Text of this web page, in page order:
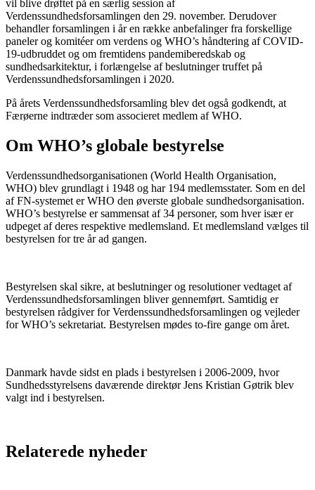
vil blive drøftet på en særlig session af
Verdenssundhedsforsamlingen den 29. november. Derudover
behandler forsamlingen i år en række anbefalinger fra forskellige
paneler og komitéer om verdens og WHO’s håndtering af COVID-
19-udbruddet og om fremtidens pandemiberedskab og
sundhedsarkitektur, i forlængelse af beslutninger truffet på
Verdenssundhedsforsamlingen i 2020.
På årets Verdenssundhedsforsamling blev det også godkendt, at
Færøerne indtræder som associeret medlem af WHO.
Om WHO’s globale bestyrelse
Verdenssundhedsorganisationen (World Health Organisation,
WHO) blev grundlagt i 1948 og har 194 medlemsstater. Som en del
af FN-systemet er WHO den øverste globale sundhedsorganisation.
WHO’s bestyrelse er sammensat af 34 personer, som hver især er
udpeget af deres respektive medlemsland. Et medlemsland vælges til
bestyrelsen for tre år ad gangen.
Bestyrelsen skal sikre, at beslutninger og resolutioner vedtaget af
Verdenssundhedsforsamlingen bliver gennemført. Samtidig er
bestyrelsen rådgiver for Verdenssundhedsforsamlingen og vejleder
for WHO’s sekretariat. Bestyrelsen mødes to-fire gange om året.
Danmark havde sidst en plads i bestyrelsen i 2006-2009, hvor
Sundhedsstyrelsens daværende direktør Jens Kristian Gøtrik blev
valgt ind i bestyrelsen.
Relaterede nyheder